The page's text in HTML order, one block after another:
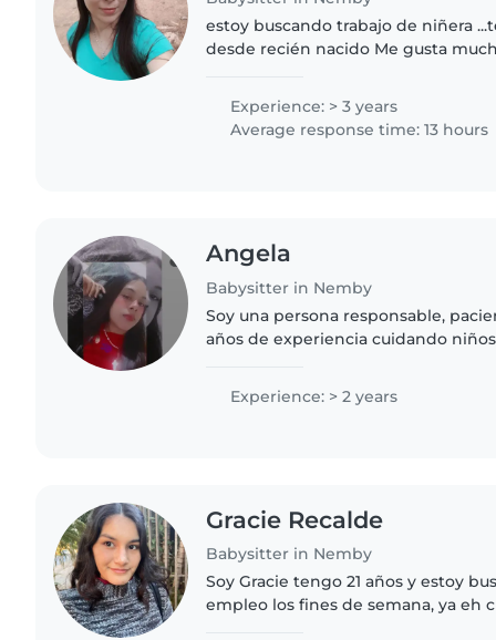
estoy buscando trabajo de niñera
desde recién nacido Me gusta
Experience: > 3 years
Average response time: 13 hours
Angela️
Babysitter in Nemby
Soy una persona responsable,
años de experiencia cuidando
Experience: > 2 years
Gracie Recalde
Babysitter in Nemby
Soy Gracie tengo 21 años y estoy buscando un segundo
empleo los fines de semana, ya eh